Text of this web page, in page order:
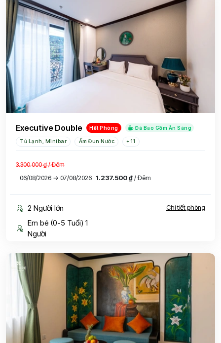
Executive Double Hết Phòng Đã Bao Gồm Ăn Sáng
Tủ Lạnh, Minibar Ấm Đun Nước +11
3.300.000 ₫/ Đêm
06/08/2026 → 07/08/2026 1.237.500 ₫ / Đêm
2 Người lớn Chi tiết phòng
Em bé (0-5 Tuổi) 1
Người